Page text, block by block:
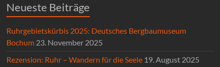
Neueste Beiträge
Ruhrgebietskürbis 2025: Deutsches Bergbaumuseum
Bochum 23. November 2025
Rezension: Ruhr – Wandern für die Seele 19. August 2025